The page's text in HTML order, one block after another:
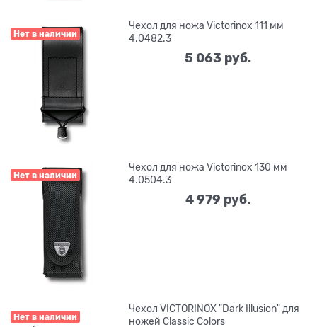
Нет в наличии
Чехол для ножа Victorinox 111 мм
4.0482.3
5 063 руб.
Нет в наличии
Чехол для ножа Victorinox 130 мм
4.0504.3
4 979 руб.
Нет в наличии
Чехол VICTORINOX "Dark Illusion" для
ножей Classic Colors